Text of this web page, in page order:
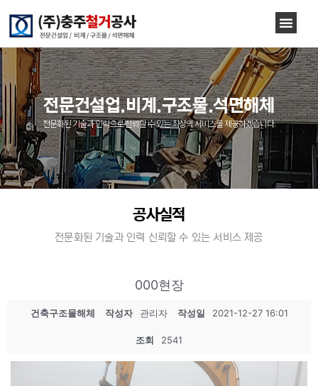
전문건설업.비계.구조물.석면해체
전문화된 기술과 인력으로 신뢰할 수 있는 최상의 서비스를 제공하겠습니다.
공사실적
전문화된 기술과 인력 신뢰할 수 있는 서비스 제공
000현장
건축구조물해체 작성자 관리자 작성일 2021-12-27 16:01
조회 2541